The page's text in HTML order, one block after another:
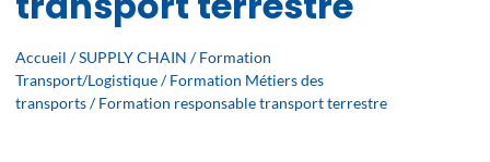
Accueil /SUPPLY CHAIN /Formation
Transport/Logistique/Formation Métiers des
transports/ Formation responsable transport terrestre